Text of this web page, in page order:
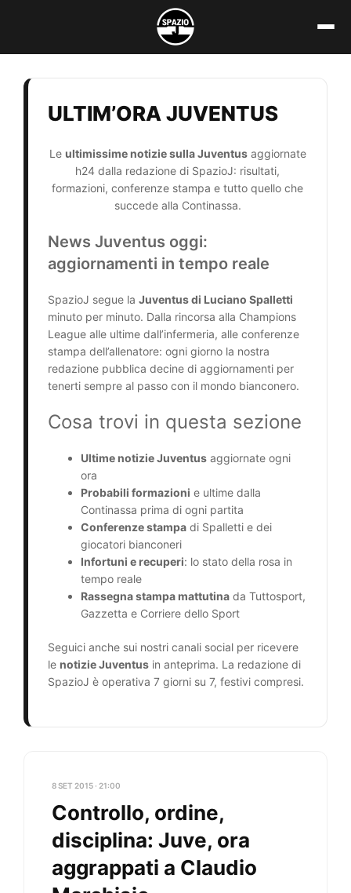
contenuto
ULTIM’ORA JUVENTUS
Le ultimissime notizie sulla Juventusaggiornate
h24 dalla redazione di SpazioJ: risultati,
formazioni, conferenze stampa e tutto quello che
succede alla Continassa.
News Juventus oggi:
aggiornamenti in tempo reale
SpazioJ segue la Juventus di Luciano Spalletti
minuto per minuto. Dalla rincorsa alla Champions
League alle ultime dall’infermeria, alle conferenze
stampa dell’allenatore: ogni giorno la nostra
redazione pubblica decine di aggiornamenti per
tenerti sempre al passo con il mondo bianconero.
Cosa trovi in questa sezione
Ultime notizie Juventus aggiornate ogni
ora
Probabili formazioni e ultime dalla
Continassa prima di ogni partita
Conferenze stampa di Spalletti e dei
giocatori bianconeri
Infortuni e recuperi: lo stato della rosa in
tempo reale
Rassegna stampa mattutina da Tuttosport,
Gazzetta e Corriere dello Sport
Seguici anche sui nostri canali social per ricevere
le notizie Juventus in anteprima. La redazione di
SpazioJ è operativa 7 giorni su 7, festivi compresi.
8 SET 2015 · 21:00
Controllo, ordine,
disciplina: Juve, ora
aggrappati a Claudio